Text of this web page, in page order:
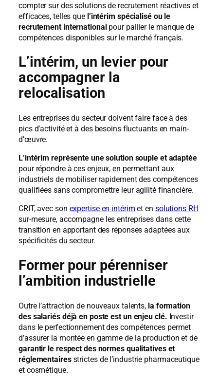
compter sur des solutions de recrutement réactives et
efficaces, telles que l’intérim spécialisé ou le
recrutement internationalpour pallier le manque de
compétences disponibles sur le marché français.
L’intérim, un levier pour
accompagner la
relocalisation
Les entreprises du secteur doivent faire face à des
pics d’activité et à des besoins fluctuants en main-
d’œuvre.
L’intérim représente une solution souple et adaptée
pour répondre à ces enjeux, en permettant aux
industriels de mobiliser rapidement des compétences
qualifiées sans compromettre leur agilité financière.
CRIT, avec son expertise en intérim et en solutions RH
sur-mesure, accompagne les entreprises dans cette
transition en apportant des réponses adaptées aux
spécificités du secteur.
Former pour pérenniser
l’ambition industrielle
Outre l’attraction de nouveaux talents, la formation
des salariés déjà en poste est un enjeu clé. Investir
dans le perfectionnement des compétences permet
d’assurer la montée en gamme de la production et de
garantir le respect des normes qualitatives et
réglementairesstrictes de l’industrie pharmaceutique
et cosmétique.